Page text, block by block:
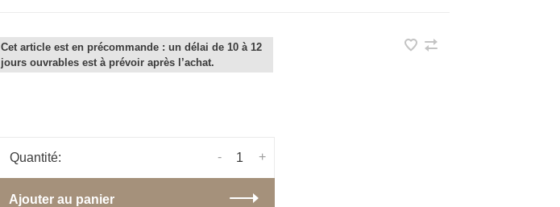
Cet article est en précommande : un délai de 10 à 12
jours ouvrables est à prévoir après l’achat.
Quantité: +
-
Ajouter au panier